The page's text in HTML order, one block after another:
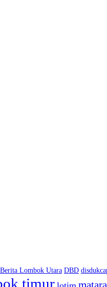
Berita Lombok Utara DBD
timur